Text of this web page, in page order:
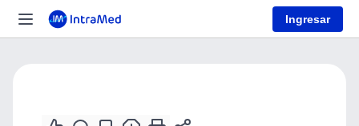
Ingresar